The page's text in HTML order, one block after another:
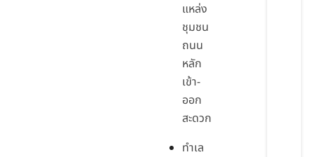
แหล่ง
ชุมชน
ถนน
หลัก
เข้า-
ออก
สะดวก
ทำเล